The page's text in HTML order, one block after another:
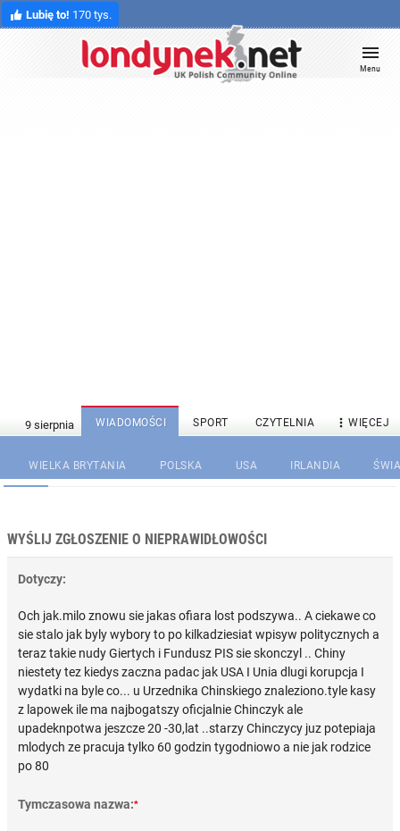
Lubię to! 170 tys.
Menu
WIADOMOŚCI SPORT CZYTELNIA  WIĘCEJ
WIELKA BRYTANIA POLSKA USA IRLANDIA
WYŚLIJ ZGŁOSZENIE O NIEPRAWIDŁOWOŚCI
Dotyczy:
Och jak.milo znowu sie jakas ofiara lost podszywa.. A ciekawe co
sie stalo jak byly wybory to po kilkadziesiat wpisyw politycznych a
teraz takie nudy Giertych i Fundusz PIS sie skonczyl .. Chiny
niestety tez kiedys zaczna padac jak USA I Unia dlugi korupcja I
wydatki na byle co... u Urzednika Chinskiego znaleziono.tyle kasy
z lapowek ile ma najbogatszy oficjalnie Chinczyk ale
upadeknpotwa jeszcze 20 -30,lat ..starzy Chinczycy juz potepiaja
mlodych ze pracuja tylko 60 godzin tygodniowo a nie jak rodzice
po 80
Tymczasowa nazwa:*